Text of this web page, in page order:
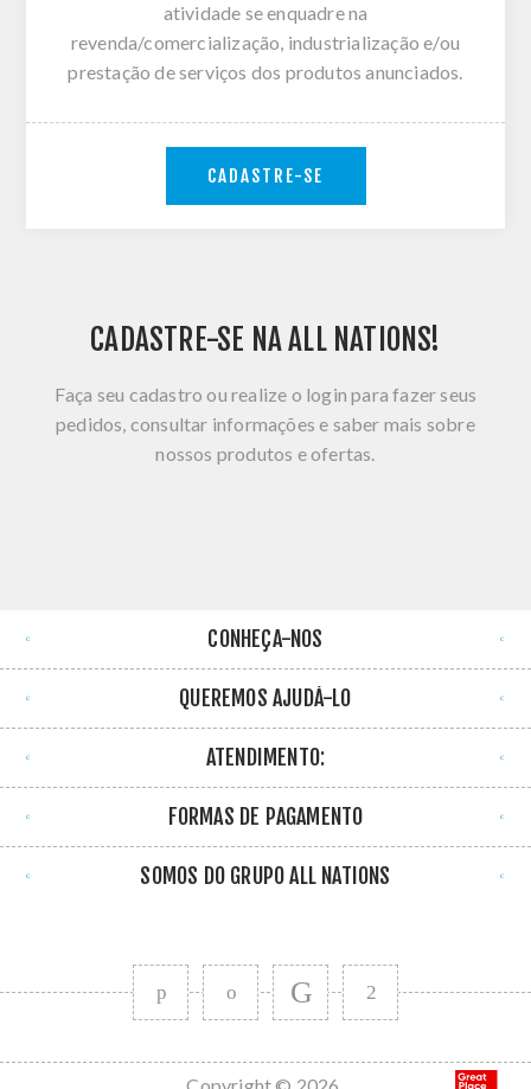
atividade se enquadre na
revenda/comercialização, industrialização e/ou
prestação de serviços dos produtos anunciados.
CADASTRE-SE
CADASTRE-SE NA ALL NATIONS!
Faça seu cadastro ou realize o login para fazer seus
pedidos, consultar informações e saber mais sobre
nossos produtos e ofertas.
CONHEÇA-NOS
QUEREMOS AJUDÁ-LO
ATENDIMENTO:
FORMAS DE PAGAMENTO
SOMOS DO GRUPO ALL NATIONS